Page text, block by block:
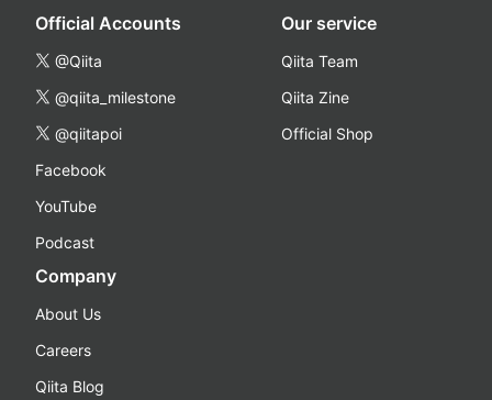
Official Accounts
@Qiita
@qiita_milestone
@qiitapoi
Facebook
YouTube
Podcast
Our service
Qiita Team
Qiita Zine
Official Shop
Company
About Us
Careers
Qiita Blog